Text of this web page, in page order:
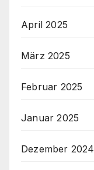
April 2025
März 2025
Februar 2025
Januar 2025
Dezember 2024